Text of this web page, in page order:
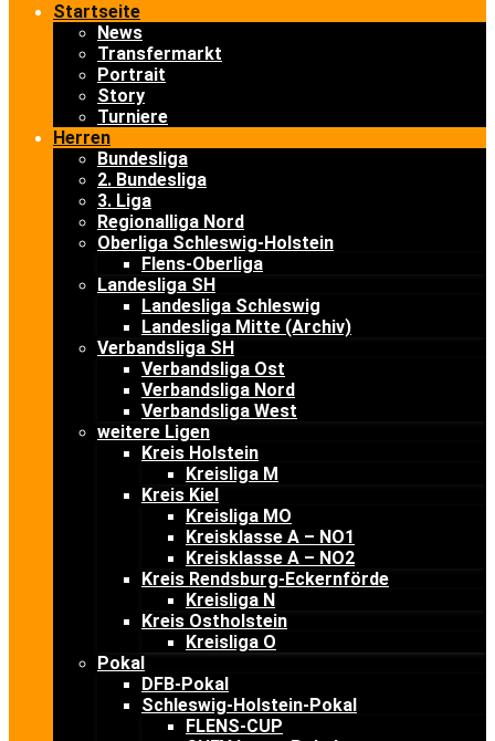
Startseite
News
Transfermarkt
Portrait
Story
Turniere
Herren
Bundesliga
2. Bundesliga
3. Liga
Regionalliga Nord
Oberliga Schleswig-Holstein
Flens-Oberliga
Landesliga SH
Landesliga Schleswig
Landesliga Mitte (Archiv)
Verbandsliga SH
Verbandsliga Ost
Verbandsliga Nord
Verbandsliga West
weitere Ligen
Kreis Holstein
Kreisliga M
Kreis Kiel
Kreisliga MO
Kreisklasse A – NO1
Kreisklasse A – NO2
Kreis Rendsburg-Eckernförde
Kreisliga N
Kreis Ostholstein
Kreisliga O
Pokal
DFB-Pokal
Schleswig-Holstein-Pokal
FLENS-CUP